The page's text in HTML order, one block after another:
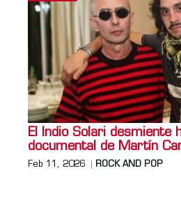
El Indio Solari desmiente
documental de Martín
Feb 11, 2026 ROCK AND POP